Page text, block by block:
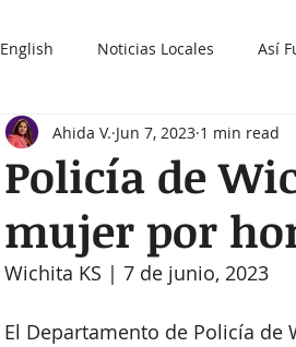
English Noticias Locales Así
Negocios Salud Cultura
Elecciones Tecnología
Policía de
mujer por
Ahida V. Jun 7, 2023 1 min read
Wichita KS | 7 de junio, 2023
El Departamento de Policía de